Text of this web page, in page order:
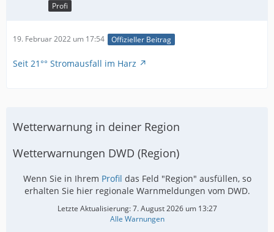
Profi
19. Februar 2022 um 17:54 Offizieller Beitrag
Seit 21°° Stromausfall im Harz
Wetterwarnung in deiner Region
Wetterwarnungen DWD (Region)
Wenn Sie in Ihrem Profil das Feld "Region" ausfüllen, so
erhalten Sie hier regionale Warnmeldungen vom DWD.
Letzte Aktualisierung:7. August 2026 um 13:27
Alle Warnungen